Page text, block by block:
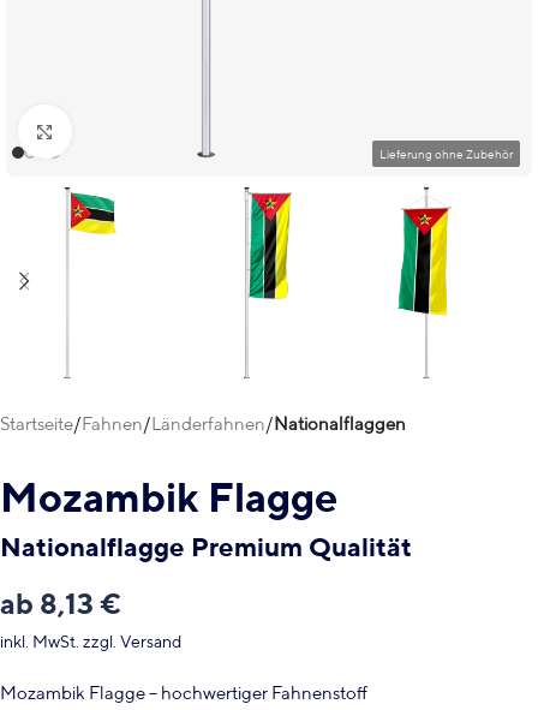
Startseite Fahnen Länderfahnen Nationalflaggen
Mozambik Flagge
Nationalflagge Premium Qualität
ab 8,13 €
inkl. MwSt. zzgl. Versand
Mozambik Flagge – hochwertiger Fahnenstoff